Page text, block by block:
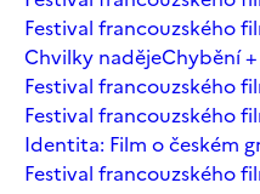
Festival francouzského
Chvilky nadějeChybění
Festival francouzského
Festival francouzského
Identita: Film o českém
Festival francouzského